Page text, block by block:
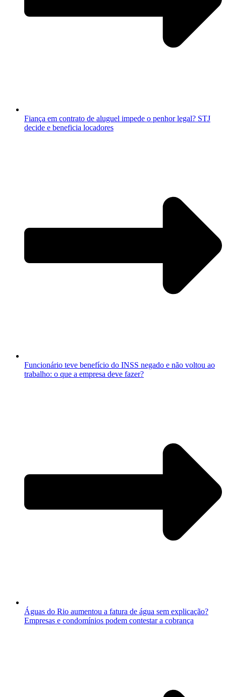
Fiança em contrato de aluguel impede o penhor legal? STJ
decide e beneficia locadores
Funcionário teve benefício do INSS negado e não voltou ao
trabalho: o que a empresa deve fazer?
Águas do Rio aumentou a fatura de água sem explicação?
Empresas e condomínios podem contestar a cobrança